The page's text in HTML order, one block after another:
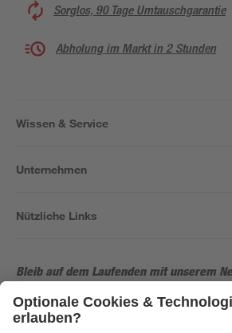
Sorglos, 90 Tage Umtauschgarantie
Abholung im Markt in 2 Stunden
Wissen & Service
Unternehmen
Nützliche Links
Bleib auf dem Laufenden mit unserem
Der toom Newsletter: Keine Angebote und